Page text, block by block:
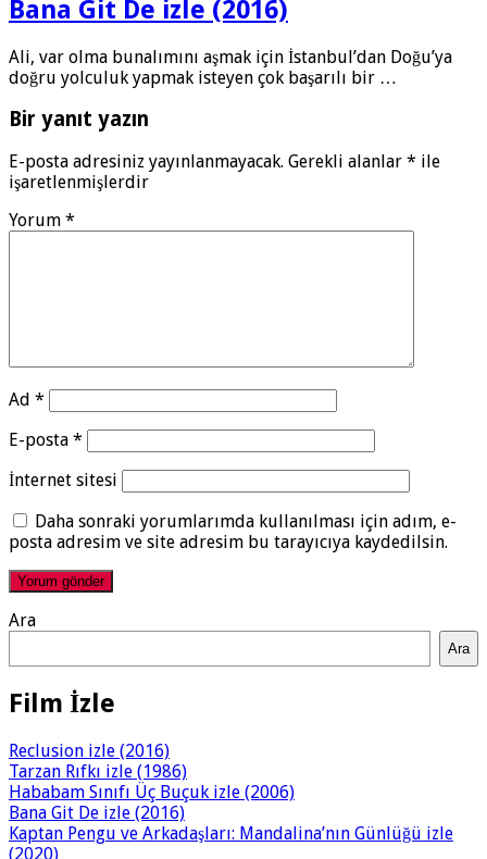
Bana Git De izle (2016)
Ali, var olma bunalımını aşmak için İstanbul’dan Doğu’ya
doğru yolculuk yapmak isteyen çok başarılı bir …
Bir yanıt yazın
E-posta adresiniz yayınlanmayacak. Gerekli alanlar * ile
işaretlenmişlerdir
Yorum *
Ad *
E-posta *
İnternet sitesi
Daha sonraki yorumlarımda kullanılması için adım, e-
posta adresim ve site adresim bu tarayıcıya kaydedilsin.
Ara
Ara
Film İzle
Reclusion izle (2016)
Tarzan Rıfkı izle (1986)
Hababam Sınıfı Üç Buçuk izle (2006)
Bana Git De izle (2016)
Kaptan Pengu ve Arkadaşları: Mandalina’nın Günlüğü izle
(2020)